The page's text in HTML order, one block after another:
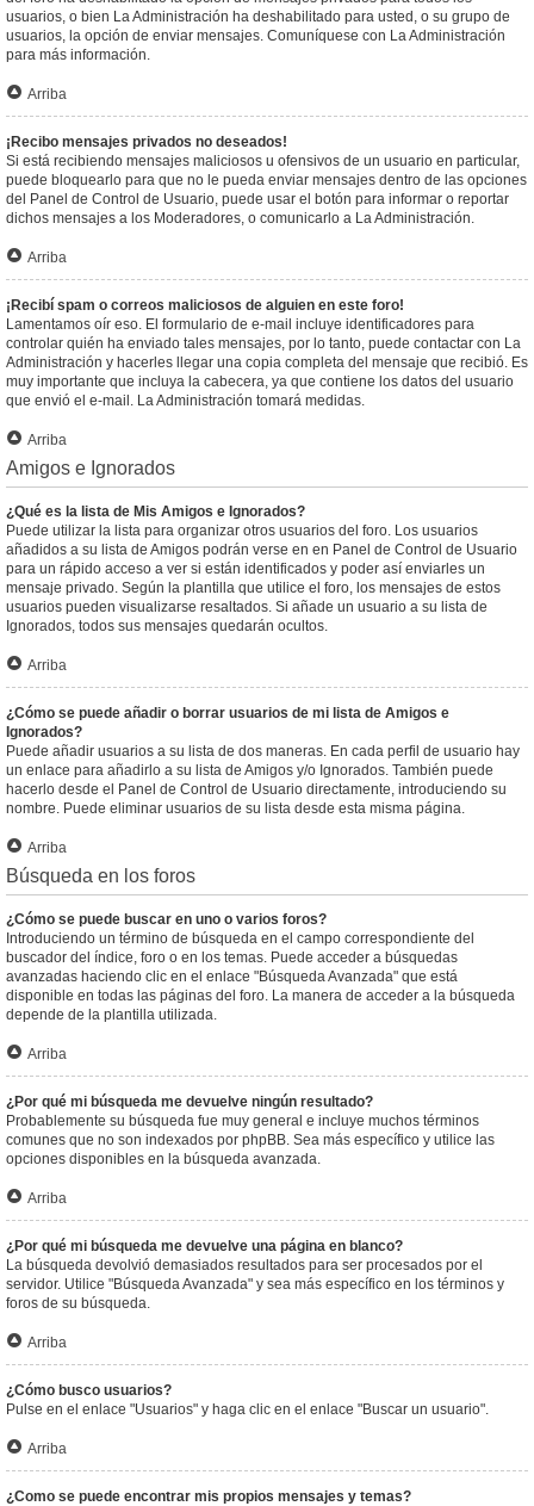
usuarios, o bien La Administración ha deshabilitado para usted, o su grupo de
usuarios, la opción de enviar mensajes. Comuníquese con La Administración
para más información.
Arriba
¡Recibo mensajes privados no deseados!
Si está recibiendo mensajes maliciosos u ofensivos de un usuario en particular,
puede bloquearlo para que no le pueda enviar mensajes dentro de las opciones
del Panel de Control de Usuario, puede usar el botón para informar o reportar
dichos mensajes a los Moderadores, o comunicarlo a La Administración.
Arriba
¡Recibí spam o correos maliciosos de alguien en este foro!
Lamentamos oír eso. El formulario de e-mail incluye identificadores para
controlar quién ha enviado tales mensajes, por lo tanto, puede contactar con La
Administración y hacerles llegar una copia completa del mensaje que recibió. Es
muy importante que incluya la cabecera, ya que contiene los datos del usuario
que envió el e-mail. La Administración tomará medidas.
Arriba
Amigos e Ignorados
¿Qué es la lista de Mis Amigos e Ignorados?
Puede utilizar la lista para organizar otros usuarios del foro. Los usuarios
añadidos a su lista de Amigos podrán verse en en Panel de Control de Usuario
para un rápido acceso a ver si están identificados y poder así enviarles un
mensaje privado. Según la plantilla que utilice el foro, los mensajes de estos
usuarios pueden visualizarse resaltados. Si añade un usuario a su lista de
Ignorados, todos sus mensajes quedarán ocultos.
Arriba
¿Cómo se puede añadir o borrar usuarios de mi lista de Amigos e
Ignorados?
Puede añadir usuarios a su lista de dos maneras. En cada perfil de usuario hay
un enlace para añadirlo a su lista de Amigos y/o Ignorados. También puede
hacerlo desde el Panel de Control de Usuario directamente, introduciendo su
nombre. Puede eliminar usuarios de su lista desde esta misma página.
Arriba
Búsqueda en los foros
¿Cómo se puede buscar en uno o varios foros?
Introduciendo un término de búsqueda en el campo correspondiente del
buscador del índice, foro o en los temas. Puede acceder a búsquedas
avanzadas haciendo clic en el enlace "Búsqueda Avanzada" que está
disponible en todas las páginas del foro. La manera de acceder a la búsqueda
depende de la plantilla utilizada.
Arriba
¿Por qué mi búsqueda me devuelve ningún resultado?
Probablemente su búsqueda fue muy general e incluye muchos términos
comunes que no son indexados por phpBB. Sea más específico y utilice las
opciones disponibles en la búsqueda avanzada.
Arriba
¿Por qué mi búsqueda me devuelve una página en blanco?
La búsqueda devolvió demasiados resultados para ser procesados por el
servidor. Utilice "Búsqueda Avanzada" y sea más específico en los términos y
foros de su búsqueda.
Arriba
¿Cómo busco usuarios?
Pulse en el enlace "Usuarios" y haga clic en el enlace "Buscar un usuario".
Arriba
¿Como se puede encontrar mis propios mensajes y temas?